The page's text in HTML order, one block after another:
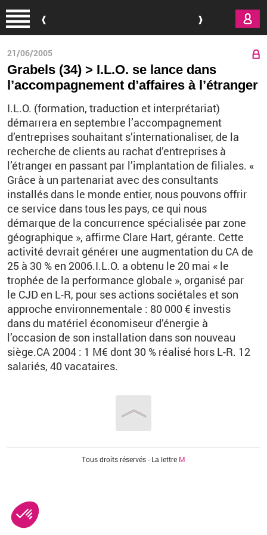
21/06/2005
Grabels (34) > I.L.O. se lance dans
l’accompagnement d’affaires à l’étranger
I.L.O. (formation, traduction et interprétariat)
démarrera en septembre l’accompagnement
d’entreprises souhaitant s’internationaliser, de la
recherche de clients au rachat d’entreprises à
l’étranger en passant par l’implantation de filiales. «
Grâce à un partenariat avec des consultants
installés dans le monde entier, nous pouvons offrir
ce service dans tous les pays, ce qui nous
démarque de la concurrence spécialisée par zone
géographique », affirme Clare Hart, gérante. Cette
activité devrait générer une augmentation du CA de
25 à 30 % en 2006.I.L.O. a obtenu le 20 mai « le
trophée de la performance globale », organisé par
le CJD en L-R, pour ses actions sociétales et son
approche environnementale : 80 000 € investis
dans du matériel économiseur d’énergie à
l’occasion de son installation dans son nouveau
siège.CA 2004 : 1 M€ dont 30 % réalisé hors L-R. 12
salariés, 40 vacataires.
Tous droits réservés - La lettre M